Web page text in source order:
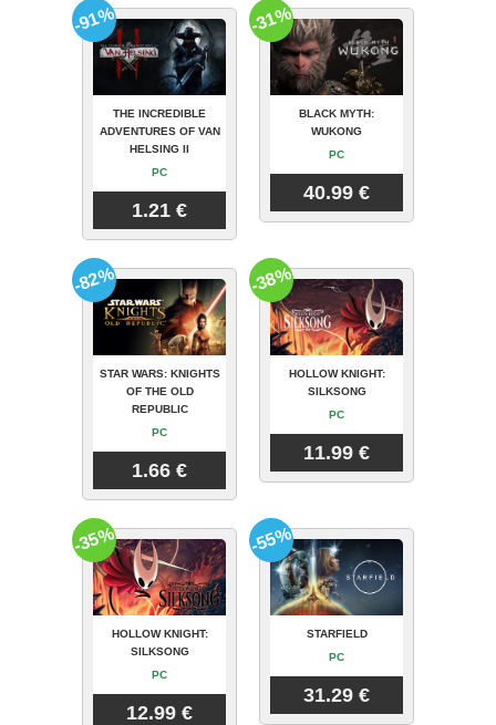
THE INCREDIBLE
ADVENTURES OF VAN
HELSING II
PC
1.21 €
-91%
BLACK MYTH:
WUKONG
PC
40.99 €
-31%
STAR WARS: KNIGHTS
OF THE OLD
REPUBLIC
PC
1.66 €
-82%
HOLLOW KNIGHT:
SILKSONG
PC
11.99 €
-38%
HOLLOW KNIGHT:
SILKSONG
PC
12.99 €
-35%
STARFIELD
PC
31.29 €
-55%